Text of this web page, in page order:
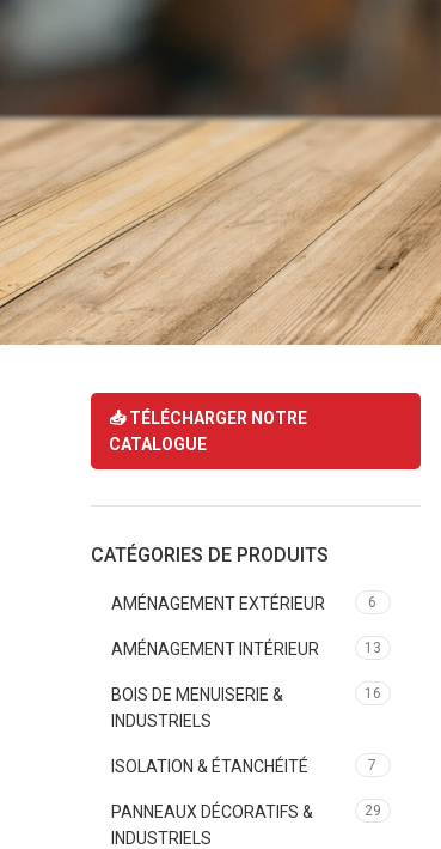
📥 TÉLÉCHARGER NOTRE
CATALOGUE
CATÉGORIES DE PRODUITS
AMÉNAGEMENT EXTÉRIEUR 6
AMÉNAGEMENT INTÉRIEUR 13
BOIS DE MENUISERIE &
INDUSTRIELS
16
ISOLATION & ÉTANCHÉITÉ 7
PANNEAUX DÉCORATIFS &
INDUSTRIELS
29